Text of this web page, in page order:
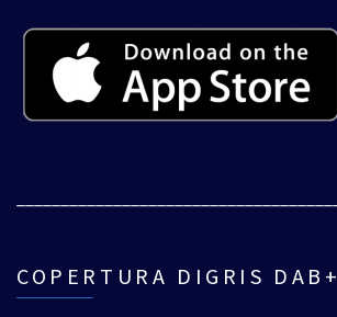
COPERTURA DIGRIS DAB+